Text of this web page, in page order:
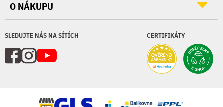
SLEDUJTE NÁS NA SÍTÍCH CERTIFIKÁTY
O NÁKUPU